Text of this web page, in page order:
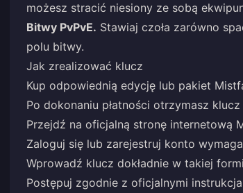
możesz stracić niesiony ze sobą
Bitwy PvPvE. Stawiaj czoła zarówno
polu bitwy.
Jak zrealizować klucz
Kup odpowiednią edycję lub pakiet
Po dokonaniu płatności otrzymasz
Przejdź na oficjalną stronę internetową
Zaloguj się lub zarejestruj konto
Wprowadź klucz dokładnie w takiej
Postępuj zgodnie z oficjalnymi